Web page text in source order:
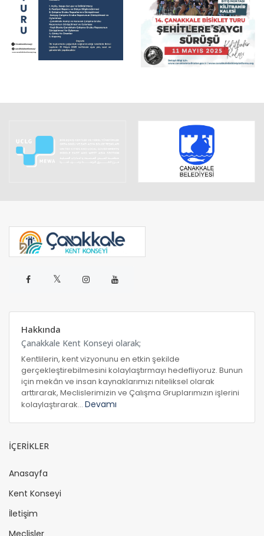
𝕏
Hakkında
Çanakkale Kent Konseyi olarak;
Kentlilerin, kent vizyonunu en etkin şekilde
gerçekleştirebilmesini kolaylaştırmayı hedefliyoruz. Bunun
için mekân ve insan kaynaklarımızı niteliksel olarak
arttırarak, Meclislerimizin ve Çalışma Gruplarımızın işlerini
kolaylaştırarak... Devamı
İÇERİKLER
Anasayfa
Kent Konseyi
İletişim
Meclisler